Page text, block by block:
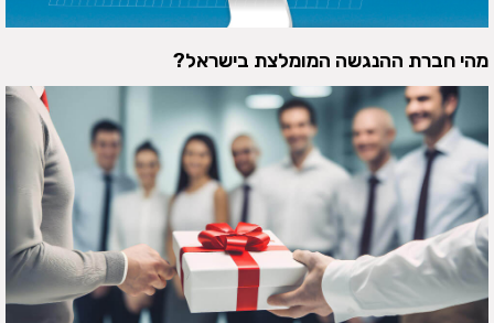
מהי חברת ההנגשה המומלצת בישראל?